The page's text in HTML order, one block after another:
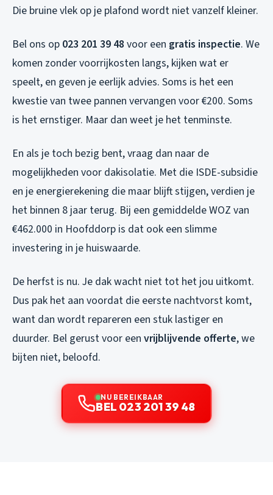
Die bruine vlek op je plafond wordt niet vanzelf kleiner.
Bel ons op 023 201 39 48 voor een gratis inspectie. We
komen zonder voorrijkosten langs, kijken wat er
speelt, en geven je eerlijk advies. Soms is het een
kwestie van twee pannen vervangen voor €200. Soms
is het ernstiger. Maar dan weet je het tenminste.
En als je toch bezig bent, vraag dan naar de
mogelijkheden voor dakisolatie. Met die ISDE-subsidie
en je energierekening die maar blijft stijgen, verdien je
het binnen 8 jaar terug. Bij een gemiddelde WOZ van
€462.000 in Hoofddorp is dat ook een slimme
investering in je huiswaarde.
De herfst is nu. Je dak wacht niet tot het jou uitkomt.
Dus pak het aan voordat die eerste nachtvorst komt,
want dan wordt repareren een stuk lastiger en
duurder. Bel gerust voor een vrijblijvende offerte, we
bijten niet, beloofd.
NU BEREIKBAAR
BEL 023 201 39 48